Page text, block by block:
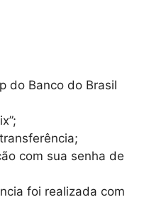
do Banco do Brasil
com sua senha de
foi realizada com